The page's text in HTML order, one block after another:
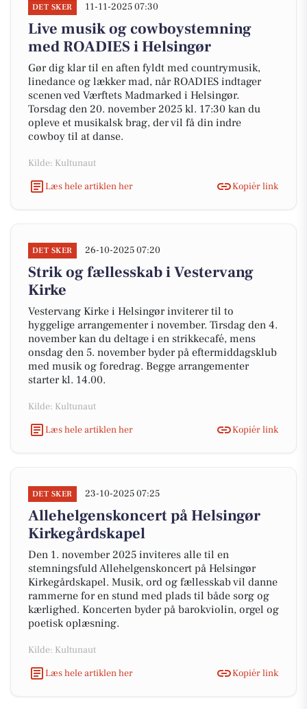
DET SKER 11-11-2025 07:30
Live musik og cowboystemning
med ROADIES i Helsingør
Gør dig klar til en aften fyldt med countrymusik,
linedance og lækker mad, når ROADIES indtager
scenen ved Værftets Madmarked i Helsingør.
Torsdag den 20. november 2025 kl. 17:30 kan du
opleve et musikalsk brag, der vil få din indre
cowboy til at danse.
Kilde: Kultunaut
Læs hele artiklen her
Kopiér link
DET SKER 26-10-2025 07:20
Strik og fællesskab i Vestervang
Kirke
Vestervang Kirke i Helsingør inviterer til to
hyggelige arrangementer i november. Tirsdag den 4.
november kan du deltage i en strikkecafé, mens
onsdag den 5. november byder på eftermiddagsklub
med musik og foredrag. Begge arrangementer
starter kl. 14.00.
Kilde: Kultunaut
Læs hele artiklen her
Kopiér link
DET SKER 23-10-2025 07:25
Allehelgenskoncert på Helsingør
Kirkegårdskapel
Den 1. november 2025 inviteres alle til en
stemningsfuld Allehelgenskoncert på Helsingør
Kirkegårdskapel. Musik, ord og fællesskab vil danne
rammerne for en stund med plads til både sorg og
kærlighed. Koncerten byder på barokviolin, orgel og
poetisk oplæsning.
Kilde: Kultunaut
Læs hele artiklen her
Kopiér link